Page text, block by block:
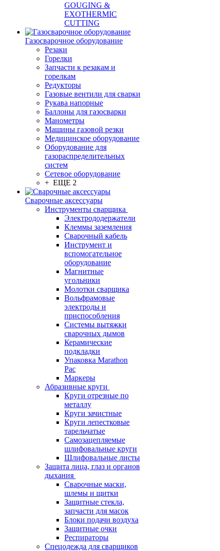
GOUGING &
EXOTHERMIC
CUTTING
Газосварочное оборудование
Резаки
Горелки
Запчасти к резакам и
горелкам
Редукторы
Газовые вентили для сварки
Рукава напорные
Баллоны для газосварки
Манометры
Машины газовой резки
Медицинское оборудование
Оборудование для
газораспределительных
систем
Сетевое оборудование
+ ЕЩЕ 2
Сварочные аксессуары
Инструменты сварщика
Электрододержатели
Клеммы заземления
Сварочный кабель
Инструмент и
вспомогательное
оборудование
Магнитные
угольники
Молотки сварщика
Вольфрамовые
электроды и
приспособления
Системы вытяжки
сварочных дымов
Керамические
подкладки
Упаковка Marathon
Pac
Маркеры
Абразивные круги
Круги отрезные по
металлу
Круги зачистные
Круги лепестковые
тарельчатые
Самозацепляемые
шлифовальные круги
Шлифовальные листы
Защита лица, глаз и органов
дыхания
Сварочные маски,
шлемы и щитки
Защитные стекла,
запчасти для масок
Блоки подачи воздуха
Защитные очки
Респираторы
Спецодежда для сварщиков